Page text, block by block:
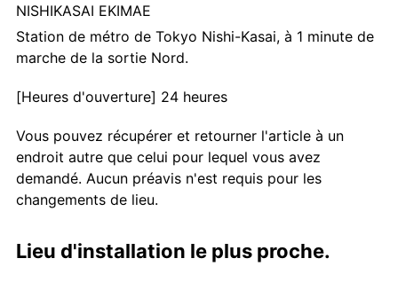
NISHIKASAI EKIMAE
Station de métro de Tokyo Nishi-Kasai, à 1 minute de
marche de la sortie Nord.
[Heures d'ouverture] 24 heures
Vous pouvez récupérer et retourner l'article à un
endroit autre que celui pour lequel vous avez
demandé. Aucun préavis n'est requis pour les
changements de lieu.
Lieu d'installation le plus proche.